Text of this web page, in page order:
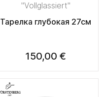
"Vollglassiert"
Тарелка глубокая 27см
150,00 €